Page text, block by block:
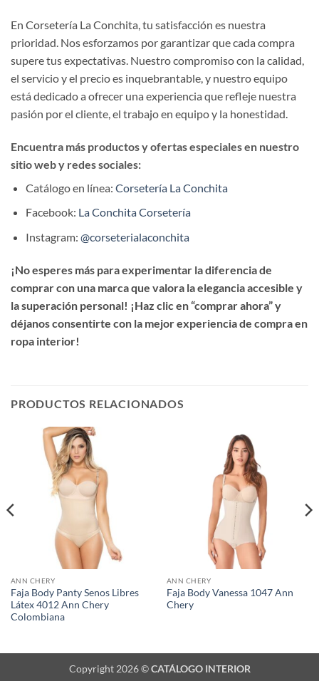
En Corsetería La Conchita, tu satisfacción es nuestra
prioridad. Nos esforzamos por garantizar que cada compra
supere tus expectativas. Nuestro compromiso con la calidad,
el servicio y el precio es inquebrantable, y nuestro equipo
está dedicado a ofrecer una experiencia que refleje nuestra
pasión por el cliente, el trabajo en equipo y la honestidad.
Encuentra más productos y ofertas especiales en nuestro
sitio web y redes sociales:
Catálogo en línea: Corsetería La Conchita
Facebook: La Conchita Corsetería
Instagram: @corseterialaconchita
¡No esperes más para experimentar la diferencia de
comprar con una marca que valora la elegancia accesible y
la superación personal! ¡Haz clic en “comprar ahora” y
déjanos consentirte con la mejor experiencia de compra en
ropa interior!
PRODUCTOS RELACIONADOS
ANN CHERY
Faja Body Panty Senos Libres
Látex 4012 Ann Chery
Colombiana
ANN CHERY
Faja Body Vanessa 1047 Ann
Chery
Copyright 2026 ©CATÁLOGO INTERIOR